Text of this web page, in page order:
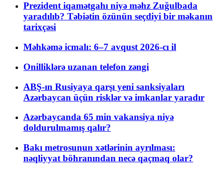
Prezident iqamətgahı niyə məhz Zuğulbada
yaradılıb? Təbiətin özünün seçdiyi bir məkanın
tarixçəsi
Məhkəmə icmalı: 6–7 avqust 2026-cı il
Onilliklərə uzanan telefon zəngi
ABŞ-ın Rusiyaya qarşı yeni sanksiyaları
Azərbaycan üçün risklər və imkanlar yaradır
Azərbaycanda 65 min vakansiya niyə
doldurulmamış qalır?
Bakı metrosunun xətlərinin ayrılması:
nəqliyyat böhranından necə qaçmaq olar?